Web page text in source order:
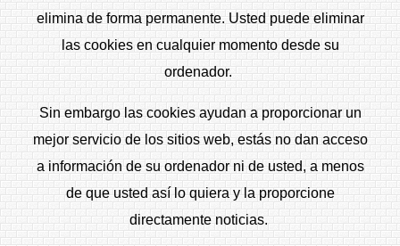
elimina de forma permanente. Usted puede eliminar
las cookies en cualquier momento desde su
ordenador.
Sin embargo las cookies ayudan a proporcionar un
mejor servicio de los sitios web, estás no dan acceso
a información de su ordenador ni de usted, a menos
de que usted así lo quiera y la proporcione
directamente noticias.